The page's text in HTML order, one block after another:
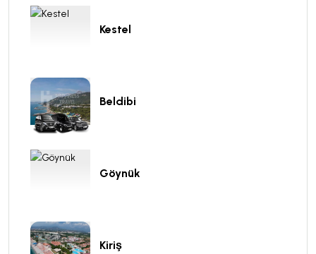
Kestel
Beldibi
Göynük
Kiriş